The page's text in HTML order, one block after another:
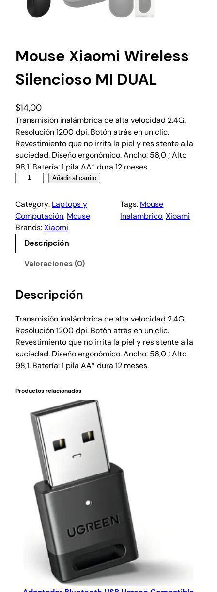
Mouse Xiaomi Wireless
Silencioso MI DUAL
$14,00
Transmisión inalámbrica de alta velocidad 2.4G.
Resolución 1200 dpi. Botón atrás en un clic.
Revestimiento que no irrita la piel y resistente a la
suciedad. Diseño ergonómico. Ancho: 56,0 ; Alto
98,1. Batería: 1 pila AA* dura 12 meses.
Añadir al carrito
Category: Laptops y
Computación, Mouse
Tags: Mouse
Inalambrico, Xioami
Brands:Xiaomi
Descripción
Valoraciones (0)
Descripción
Transmisión inalámbrica de alta velocidad 2.4G.
Resolución 1200 dpi. Botón atrás en un clic.
Revestimiento que no irrita la piel y resistente a la
suciedad. Diseño ergonómico. Ancho: 56,0 ; Alto
98,1. Batería: 1 pila AA* dura 12 meses.
Productos relacionados